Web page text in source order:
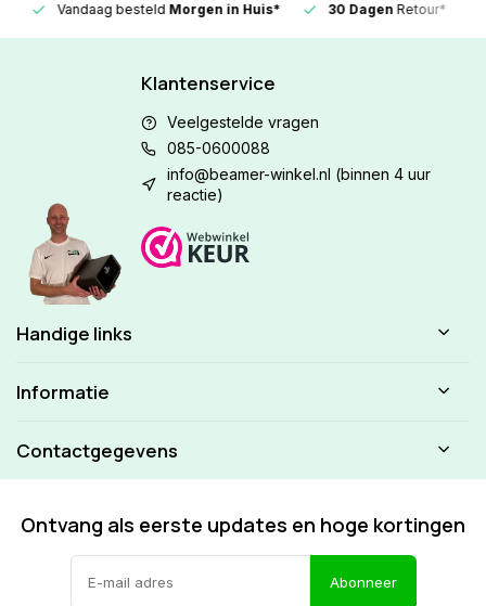
Vandaag besteldMorgen in Huis* 30 DagenRetour*
Klantenservice
Veelgestelde vragen
085-0600088
info@beamer-winkel.nl (binnen 4 uur
reactie)
Handige links
Informatie
Contactgegevens
Ontvang als eerste updates en hoge kortingen
Abonneer